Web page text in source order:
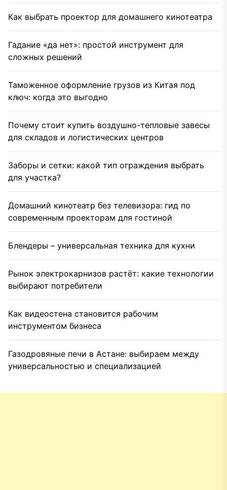
Как выбрать проектор для домашнего кинотеатра
Гадание «да нет»: простой инструмент для
сложных решений
Таможенное оформление грузов из Китая под
ключ: когда это выгодно
Почему стоит купить воздушно-тепловые завесы
для складов и логистических центров
Заборы и сетки: какой тип ограждения выбрать
для участка?
Домашний кинотеатр без телевизора: гид по
современным проекторам для гостиной
Блендеры – универсальная техника для кухни
Рынок электрокарнизов растёт: какие технологии
выбирают потребители
Как видеостена становится рабочим
инструментом бизнеса
Газодровяные печи в Астане: выбираем между
универсальностью и специализацией